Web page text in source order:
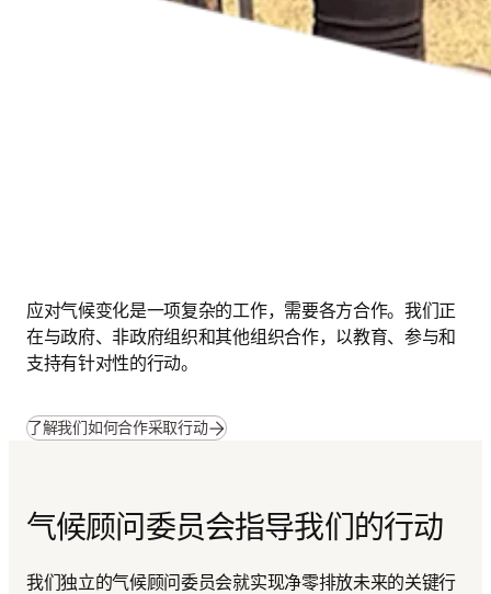
应对气候变化是一项复杂的工作，需要各方合作。我们正
在与政府、非政府组织和其他组织合作，以教育、参与和
支持有针对性的行动。
了解我们如何合作采取行动
气候顾问委员会指导我们的行动
我们独立的气候顾问委员会就实现净零排放未来的关键行